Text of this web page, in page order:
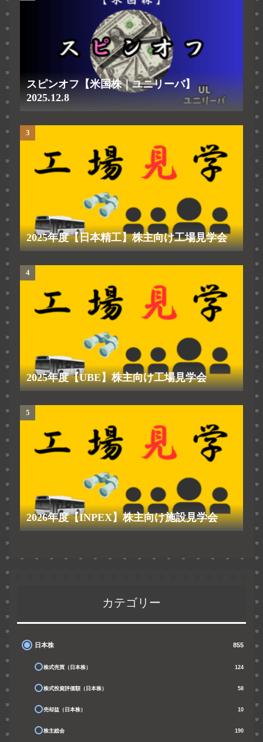
スピンオフ【米国株｜ユニリーバ】
2025.12.8
2025年度【日本精工】株主向け工場見学会
2025年度【UBE】株主向け工場見学会
2026年度【INPEX】株主向け施設見学会
カテゴリー
日本株 855
株式売買（日本株） 124
株式投資評価額（日本株） 58
売却益（日本株） 10
株主総会 190